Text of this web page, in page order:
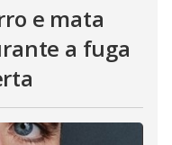
e mata
a fuga